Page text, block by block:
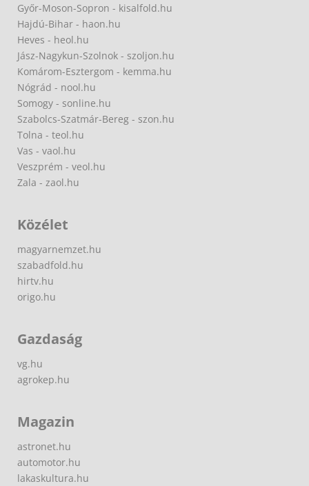
Győr-Moson-Sopron - kisalfold.hu
Hajdú-Bihar - haon.hu
Heves - heol.hu
Jász-Nagykun-Szolnok - szoljon.hu
Komárom-Esztergom - kemma.hu
Nógrád - nool.hu
Somogy - sonline.hu
Szabolcs-Szatmár-Bereg - szon.hu
Tolna - teol.hu
Vas - vaol.hu
Veszprém - veol.hu
Zala - zaol.hu
Közélet
magyarnemzet.hu
szabadfold.hu
hirtv.hu
origo.hu
Gazdaság
vg.hu
agrokep.hu
Magazin
astronet.hu
automotor.hu
lakaskultura.hu